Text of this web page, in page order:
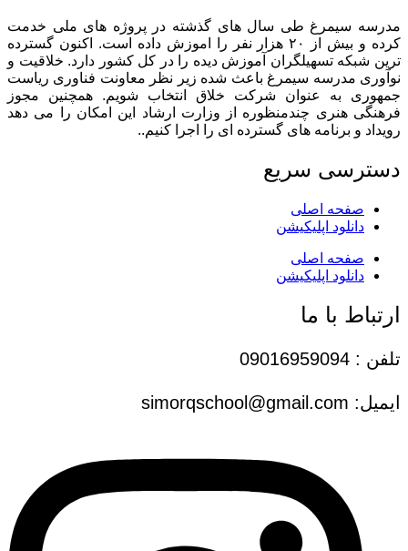
مدرسه سیمرغ طی سال های گذشته در پروژه های ملی خدمت
کرده و بیش از ۲۰ هزار نفر را اموزش داده است. اکنون گسترده
ترین شبکه تسهیلگران آموزش دیده را در کل کشور دارد. خلاقیت و
نوآوری مدرسه سیمرغ باعث شده زیر نظر معاونت فناوری ریاست
جمهوری به عنوان شرکت خلاق انتخاب شویم. همچنین مجوز
فرهنگی هنری چندمنظوره از وزارت ارشاد این امکان را می دهد
رویداد و برنامه های گسترده ای را اجرا کنیم..
دسترسی سریع
صفحه اصلی
دانلود اپلیکیشن
صفحه اصلی
دانلود اپلیکیشن
ارتباط با ما
تلفن : 09016959094
ایمیل: simorqschool@gmail.com